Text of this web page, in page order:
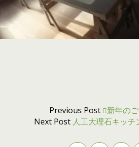
Previous Post
新年の
Next Post 人工大理石キッチ